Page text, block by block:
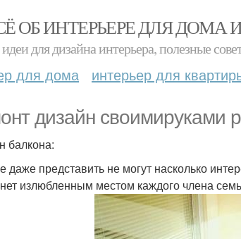
ОБ ИНТЕРЬЕРЕ ДЛЯ ДОМА
для дизайна интерьера, полезные
для дома интерьер для
дизайн своимируками
балкона:
даже представить не могут насколько
излюбленным местом каждого члена